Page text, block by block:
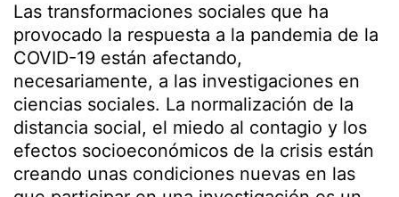
Las transformaciones sociales que ha
provocado la respuesta a la pandemia de la
COVID-19 están afectando,
necesariamente, a las investigaciones en
ciencias sociales. La normalización de la
distancia social, el miedo al contagio y los
efectos socioeconómicos de la crisis están
creando unas condiciones nuevas en las